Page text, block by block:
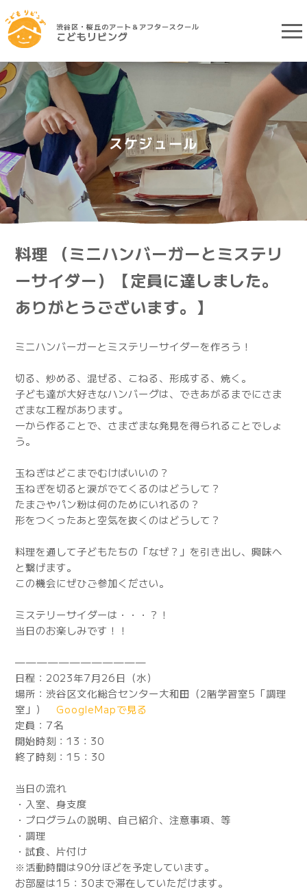
渋谷区・桜丘のアート＆アフタースクール
こどもリビング
スケジュール
料理 （ミニハンバーガーとミステリ
ーサイダー）【定員に達しました。
ありがとうございます。】
ミニハンバーガーとミステリーサイダーを作ろう！
切る、炒める、混ぜる、こねる、形成する、焼く。
子ども達が大好きなハンバーグは、できあがるまでにさま
ざまな工程があります。
一から作ることで、さまざまな発見を得られることでしょ
う。
玉ねぎはどこまでむけばいいの？
玉ねぎを切ると涙がでてくるのはどうして？
たまごやパン粉は何のためにいれるの？
形をつくったあと空気を抜くのはどうして？
料理を通して子どもたちの「なぜ？」を引き出し、興味へ
と繋げます。
この機会にぜひご参加ください。
ミステリーサイダーは・・・？！
当日のお楽しみです！！
————————————
日程：2023年7月26日（水）
場所：渋谷区文化総合センター大和田（2階学習室5「調理
室」）GoogleMapで見る
定員：7名
開始時刻：13：30
終了時刻：15：30
当日の流れ
・入室、身支度
・プログラムの説明、自己紹介、注意事項、等
・調理
・試食、片付け
※活動時間は90分ほどを予定しています。
お部屋は15：30まで滞在していただけます。